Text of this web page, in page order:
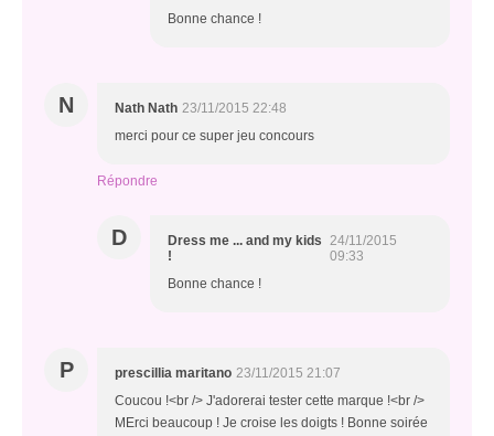
Bonne chance !
N Nath Nath 23/11/2015 22:48
merci pour ce super jeu concours
Répondre
D
Dress me ... and my kids
!
24/11/2015
09:33
Bonne chance !
P prescillia maritano 23/11/2015 21:07
Coucou !<br /> J'adorerai tester cette marque !<br />
MErci beaucoup ! Je croise les doigts ! Bonne soirée